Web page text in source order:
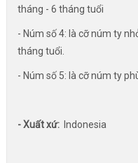
tháng - 6 tháng tuổi
- Núm số 4: là cỡ núm ty
tháng tuổi.
- Núm số 5: là cỡ núm ty
- Xuất xứ: Indonesia